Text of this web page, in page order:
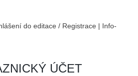
do editace / Registrace | Info-
ÚČET